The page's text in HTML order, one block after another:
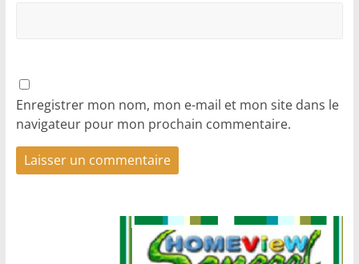
Enregistrer mon nom, mon e-mail et mon site dans le
navigateur pour mon prochain commentaire.